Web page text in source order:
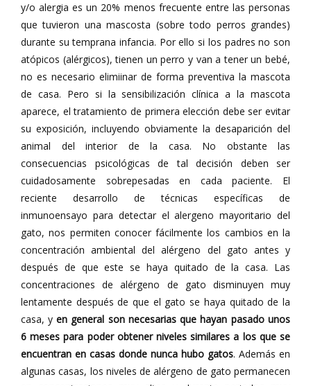
y/o alergia es un 20% menos frecuente entre las personas
que tuvieron una mascosta (sobre todo perros grandes)
durante su temprana infancia. Por ello si los padres no son
atópicos (alérgicos), tienen un perro y van a tener un bebé,
no es necesario elimiinar de forma preventiva la mascota
de casa. Pero si la sensibilización clínica a la mascota
aparece, el tratamiento de primera elección debe ser evitar
su exposición, incluyendo obviamente la desaparición del
animal del interior de la casa. No obstante las
consecuencias psicológicas de tal decisión deben ser
cuidadosamente sobrepesadas en cada paciente. El
reciente desarrollo de técnicas específicas de
inmunoensayo para detectar el alergeno mayoritario del
gato, nos permiten conocer fácilmente los cambios en la
concentración ambiental del alérgeno del gato antes y
después de que este se haya quitado de la casa. Las
concentraciones de alérgeno de gato disminuyen muy
lentamente después de que el gato se haya quitado de la
casa, y en general son necesarias que hayan pasado unos
6 meses para poder obtener niveles similares a los que se
encuentran en casas donde nunca hubo gatos. Además en
algunas casas, los niveles de alérgeno de gato permanecen